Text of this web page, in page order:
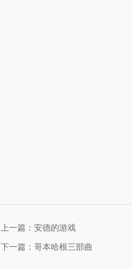
上一篇：安德的游戏
下一篇：哥本哈根三部曲